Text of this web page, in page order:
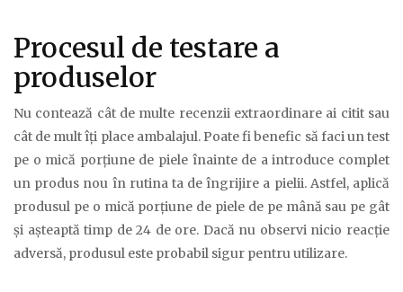
Procesul de testare a
produselor
Nu contează cât de multe recenzii extraordinare ai citit sau
cât de mult îți place ambalajul. Poate fi benefic să faci un test
pe o mică porțiune de piele înainte de a introduce complet
un produs nou în rutina ta de îngrijire a pielii. Astfel, aplică
produsul pe o mică porțiune de piele de pe mână sau pe gât
și așteaptă timp de 24 de ore. Dacă nu observi nicio reacție
adversă, produsul este probabil sigur pentru utilizare.